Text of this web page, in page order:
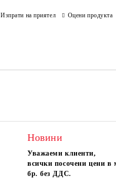
Изпрати на приятел Оцени продукта
Новини
Уважаеми клиенти,
всички посочени цени в
бр. без ДДС.